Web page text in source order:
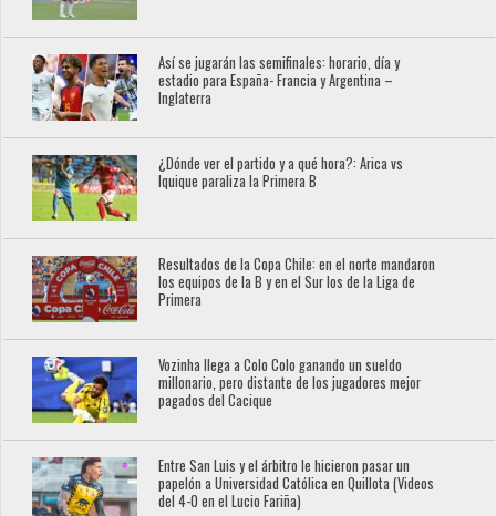
Así se jugarán las semifinales: horario, día y
estadio para España- Francia y Argentina –
Inglaterra
¿Dónde ver el partido y a qué hora?: Arica vs
Iquique paraliza la Primera B
Resultados de la Copa Chile: en el norte mandaron
los equipos de la B y en el Sur los de la Liga de
Primera
Vozinha llega a Colo Colo ganando un sueldo
millonario, pero distante de los jugadores mejor
pagados del Cacique
Entre San Luis y el árbitro le hicieron pasar un
papelón a Universidad Católica en Quillota (Videos
del 4-0 en el Lucio Fariña)